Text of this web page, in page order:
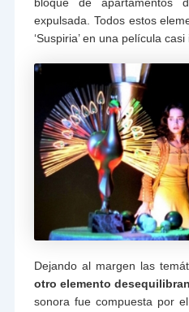
expulsada. Todos estos
‘Suspiria’ en una película casi
Dejando al margen las
otro elemento
sonora fue compuesta por